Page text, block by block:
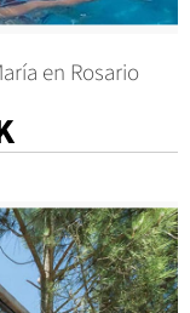
en Rosario